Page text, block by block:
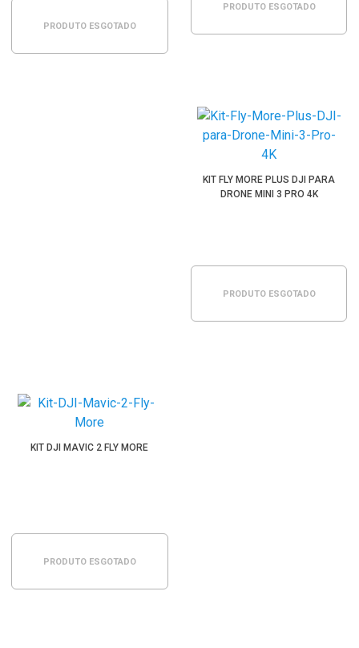
PRODUTO ESGOTADO
PRODUTO ESGOTADO
KIT FLY MORE PLUS DJI PARA
DRONE MINI 3 PRO 4K
PRODUTO ESGOTADO
KIT DJI MAVIC 2 FLY MORE
PRODUTO ESGOTADO